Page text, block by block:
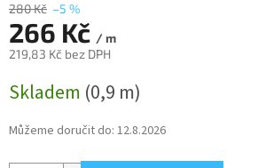
280 Kč –5 %
266 Kč / m
219,83 Kč bez DPH
cena:
Skladem (0,9 m)
Můžeme doručit do: 12.8.2026